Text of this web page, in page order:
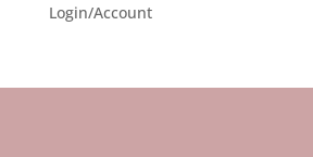
Login/Account